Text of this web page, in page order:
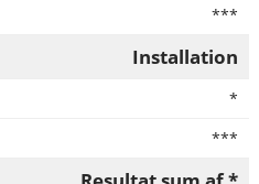
***
Installation
*
***